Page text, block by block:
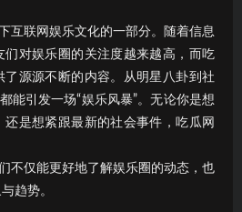
互联网娱乐文化的一部分。随着信息
们对娱乐圈的关注度越来越高，而吃
了源源不断的内容。从明星八卦到社
能引发一场“娱乐风暴”。无论你是想
是想紧跟最新的社会事件，吃瓜网
不仅能更好地了解娱乐圈的动态，也
趋势。